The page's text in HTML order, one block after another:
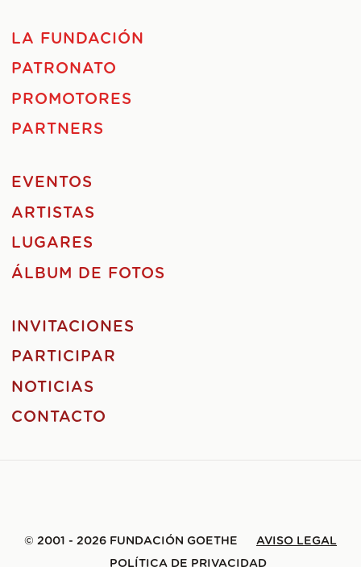
LA FUNDACIÓN
PATRONATO
PROMOTORES
PARTNERS
EVENTOS
ARTISTAS
LUGARES
ÁLBUM DE FOTOS
INVITACIONES
PARTICIPAR
NOTICIAS
CONTACTO
© 2001 - 2026 FUNDACIÓN GOETHE
AVISO LEGAL
POLÍTICA DE PRIVACIDAD